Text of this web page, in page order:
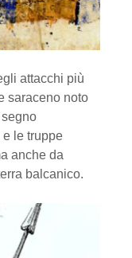
attacchi più
saraceno noto
segno
le truppe
anche da
balcanico.